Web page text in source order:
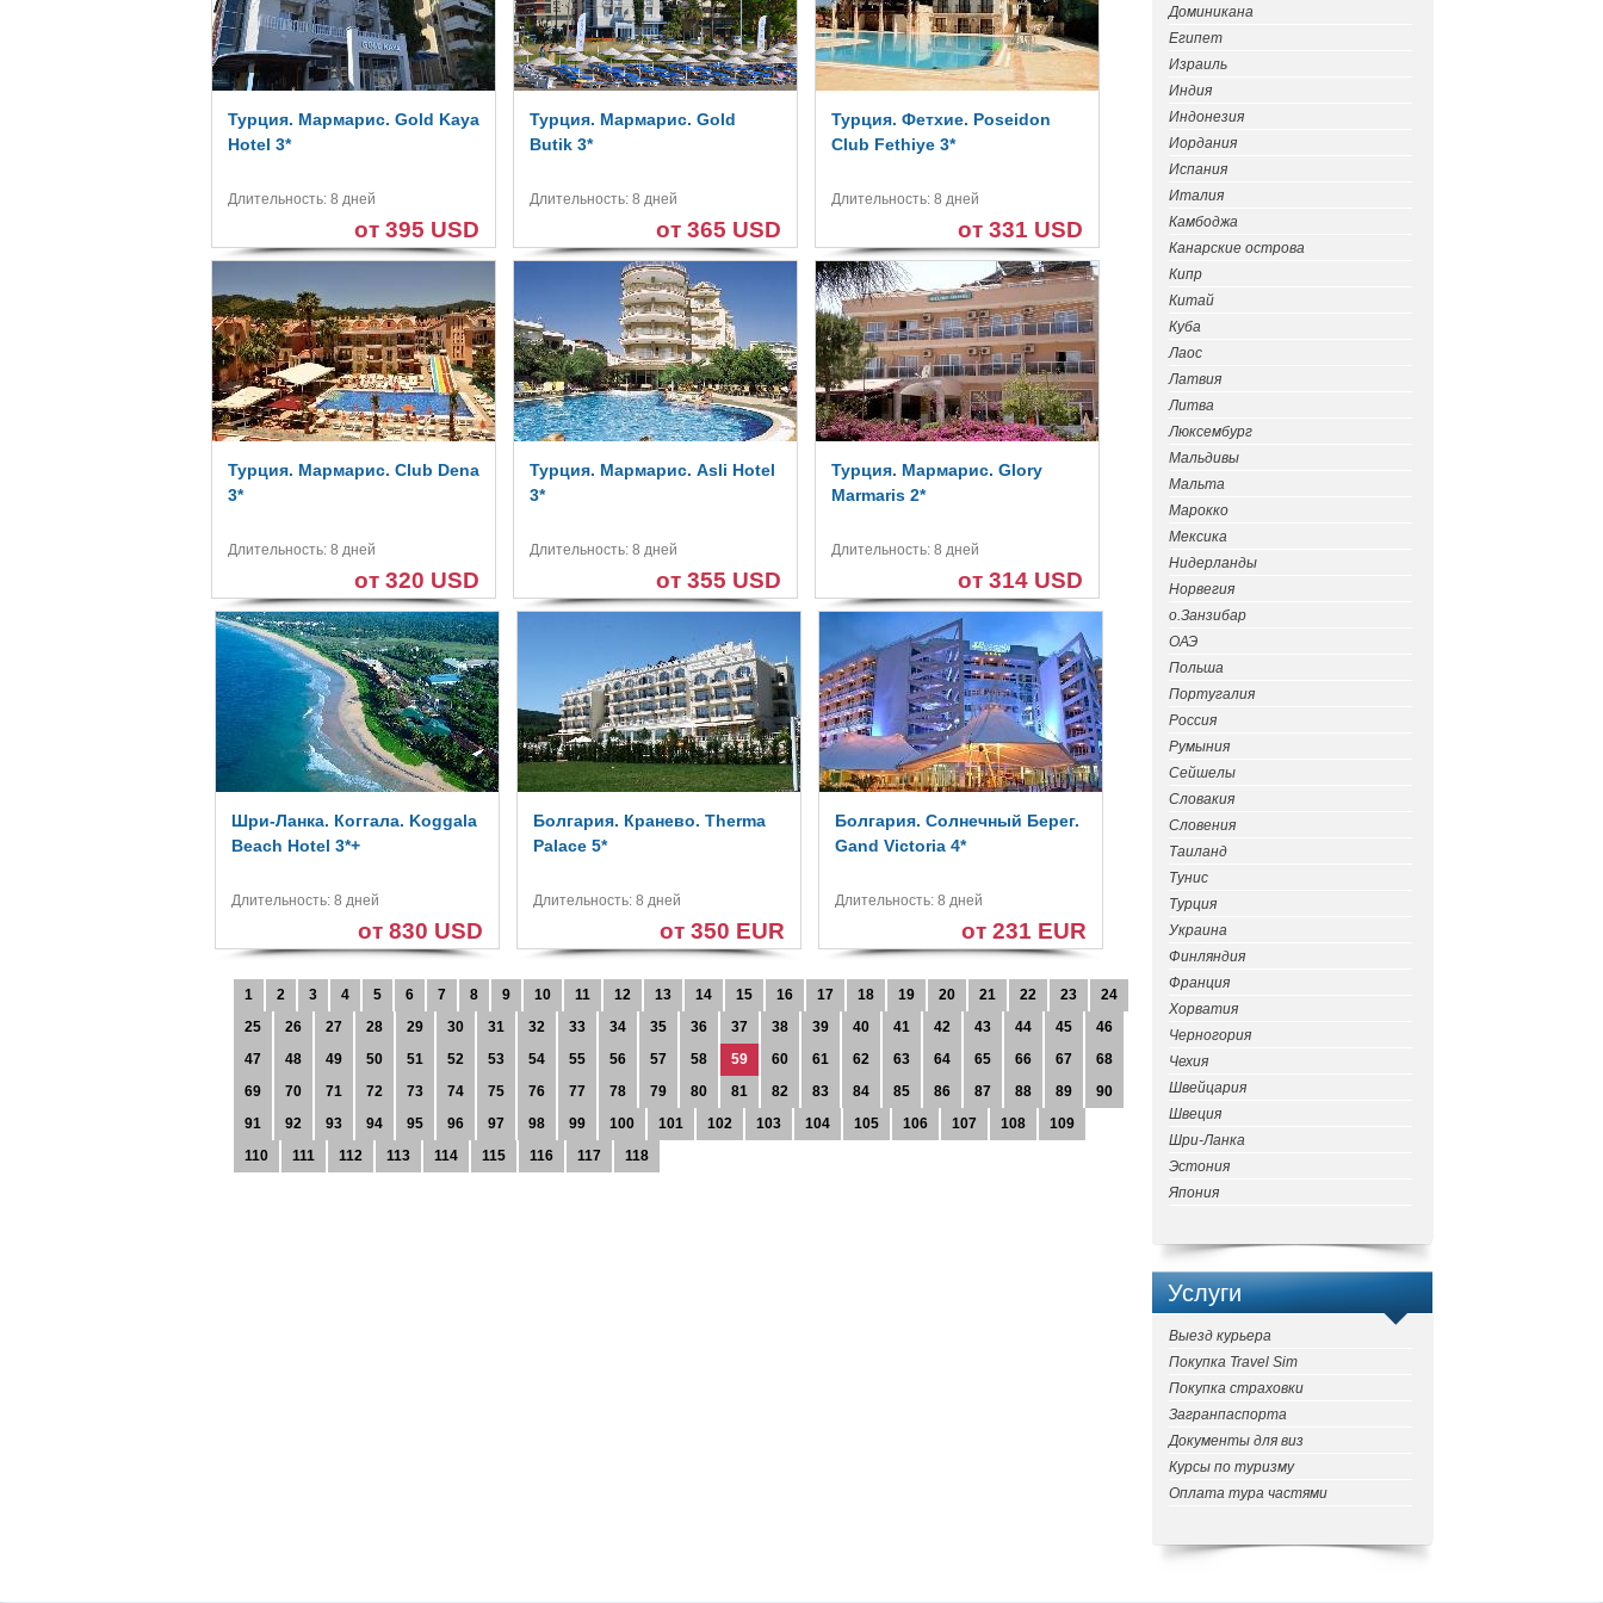
Турция. Мармарис. Gold Kaya
Hotel 3*
Длительность: 8 дней
от 395 USD
Турция. Мармарис. Gold
Butik 3*
Длительность: 8 дней
от 365 USD
Турция. Фетхие. Poseidon
Club Fethiye 3*
Длительность: 8 дней
от 331 USD
Турция. Мармарис. Club Dena
3*
Длительность: 8 дней
от 320 USD
Турция. Мармарис. Asli Hotel
3*
Длительность: 8 дней
от 355 USD
Турция. Мармарис. Glory
Marmaris 2*
Длительность: 8 дней
от 314 USD
Шри-Ланка. Коггала. Koggala
Beach Hotel 3*+
Длительность: 8 дней
от 830 USD
Болгария. Кранево. Therma
Palace 5*
Длительность: 8 дней
от 350 EUR
Болгария. Солнечный Берег.
Gand Victoria 4*
Длительность: 8 дней
от 231 EUR
1 2 3 4 5 6 7 8 9 10 11 12 13 14 15 16 17 18 19 20 21 22 23
24
25
26 27 28 29 30 31 32 33 34 35 36 37 38 39 40 41 42 43 44 45
46
47
48 49 50 51 52 53 54 55 56 57 58 59 60 61 62 63 64 65 66 67
68
69
70 71 72 73 74 75 76 77 78 79 80 81 82 83 84 85 86 87 88 89
90
91
92 93 94 95 96 97 98 99 100 101 102 103 104 105 106 107 108
109
110
111 112 113 114 115 116 117 118
Доминикана
Египет
Израиль
Индия
Индонезия
Иордания
Испания
Италия
Камбоджа
Канарские острова
Кипр
Китай
Куба
Лаос
Латвия
Литва
Люксембург
Мальдивы
Мальта
Марокко
Мексика
Нидерланды
Норвегия
о.Занзибар
ОАЭ
Польша
Португалия
Россия
Румыния
Сейшелы
Словакия
Словения
Таиланд
Тунис
Турция
Украина
Финляндия
Франция
Хорватия
Черногория
Чехия
Швейцария
Швеция
Шри-Ланка
Эстония
Япония
Услуги
Выезд курьера
Покупка Travel Sim
Покупка страховки
Загранпаспорта
Документы для виз
Курсы по туризму
Оплата тура частями